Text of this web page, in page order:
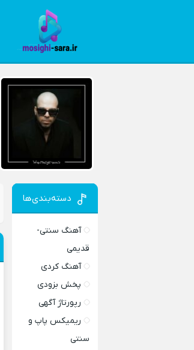
دسته‌بندی‌ها
آهنگ سنتی-
قدیمی
آهنگ کردی
پخش بزودی
رپورتاژ آگهی
ریمیکس پاپ و
سنتی